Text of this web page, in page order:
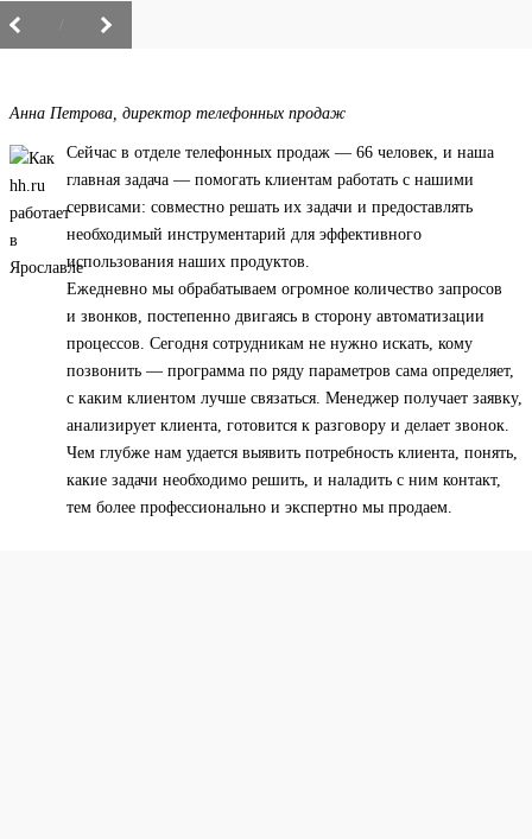
Анна Петрова, директор телефонных продаж
Сейчас в отделе телефонных продаж — 66 человек, и наша
главная задача — помогать клиентам работать с нашими
сервисами: совместно решать их задачи и предоставлять
необходимый инструментарий для эффективного
использования наших продуктов.
Ежедневно мы обрабатываем огромное количество запросов
и звонков, постепенно двигаясь в сторону автоматизации
процессов. Сегодня сотрудникам не нужно искать, кому
позвонить — программа по ряду параметров сама определяет,
с каким клиентом лучше связаться. Менеджер получает заявку,
анализирует клиента, готовится к разговору и делает звонок.
Чем глубже нам удается выявить потребность клиента, понять,
какие задачи необходимо решить, и наладить с ним контакт,
тем более профессионально и экспертно мы продаем.